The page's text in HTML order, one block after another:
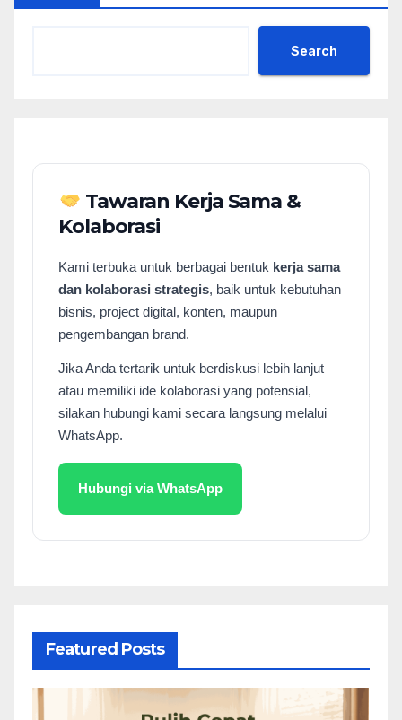
Search
Tawaran Kerja Sama &
Kolaborasi
Kami terbuka untuk berbagai bentuk kerja sama
dan kolaborasi strategis, baik untuk kebutuhan
bisnis, project digital, konten, maupun
pengembangan brand.
Jika Anda tertarik untuk berdiskusi lebih lanjut
atau memiliki ide kolaborasi yang potensial,
silakan hubungi kami secara langsung melalui
WhatsApp.
Hubungi via WhatsApp
Featured Posts